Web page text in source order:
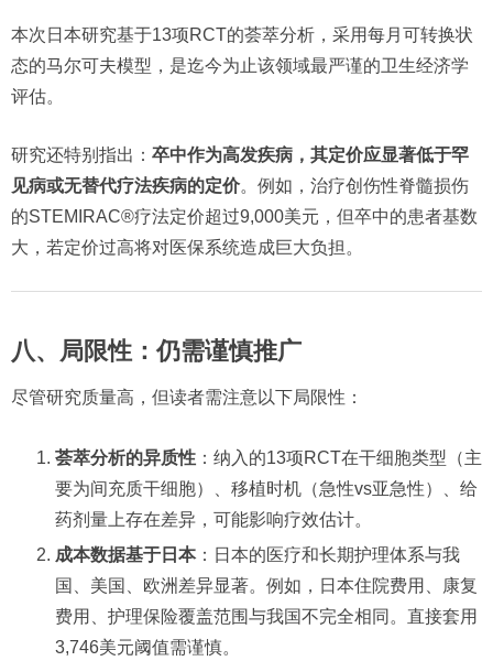
本次日本研究基于13项RCT的荟萃分析，采用每月可转换状
态的马尔可夫模型，是迄今为止该领域最严谨的卫生经济学
评估。
研究还特别指出： 卒中作为高发疾病，其定价应显著低于罕
见病或无替代疗法疾病的定价。例如，治疗创伤性脊髓损伤
的STEMIRAC®疗法定价超过9,000美元，但卒中的患者基数
大，若定价过高将对医保系统造成巨大负担。
八、局限性：仍需谨慎推广
尽管研究质量高，但读者需注意以下局限性：
荟萃分析的异质性 ：纳入的13项RCT在干细胞类型（主
要为间充质干细胞）、移植时机（急性vs亚急性）、给
药剂量上存在差异，可能影响疗效估计。
成本数据基于日本：日本的医疗和长期护理体系与我
国、美国、欧洲差异显著。例如，日本住院费用、康复
费用、护理保险覆盖范围与我国不完全相同。直接套用
3,746美元阈值需谨慎。